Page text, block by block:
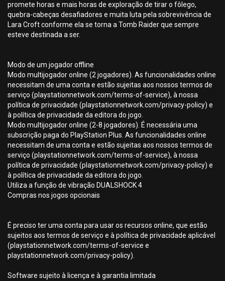
promete horas e mais horas de exploração de tirar o fôlego,
quebra-cabeças desafiadores e muita luta pela sobrevivência de
Lara Croft conforme ela se torna a Tomb Raider que sempre
esteve destinada a ser.
Modo de um jogador offline
Modo multijogador online (2 jogadores). As funcionalidades online
necessitam de uma conta e estão sujeitas aos nossos termos de
serviço (playstationnetwork.com/terms-of-service), à nossa
política de privacidade (playstationnetwork.com/privacy-policy) e
à política de privacidade da editora do jogo.
Modo multijogador online (2-8 jogadores). É necessária uma
subscrição paga do PlayStation Plus. As funcionalidades online
necessitam de uma conta e estão sujeitas aos nossos termos de
serviço (playstationnetwork.com/terms-of-service), à nossa
política de privacidade (playstationnetwork.com/privacy-policy) e
à política de privacidade da editora do jogo.
Utiliza a função de vibração DUALSHOCK 4
Compras nos jogos opcionais
É preciso ter uma conta para usar os recursos online, que estão
sujeitos aos termos de serviço e à política de privacidade aplicável
(playstationnetwork.com/terms-of-service e
playstationnetwork.com/privacy-policy).
Software sujeito à licença e à garantia limitada